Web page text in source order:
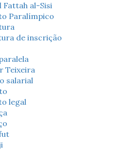
Fattah al-Sisi
Paralímpico
de inscrição
Teixeira
salarial
legal